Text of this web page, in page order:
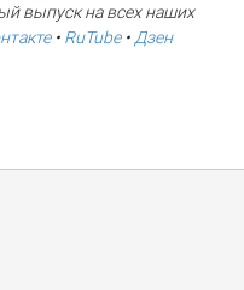
выпуск на всех наших
• RuTube•Дзен